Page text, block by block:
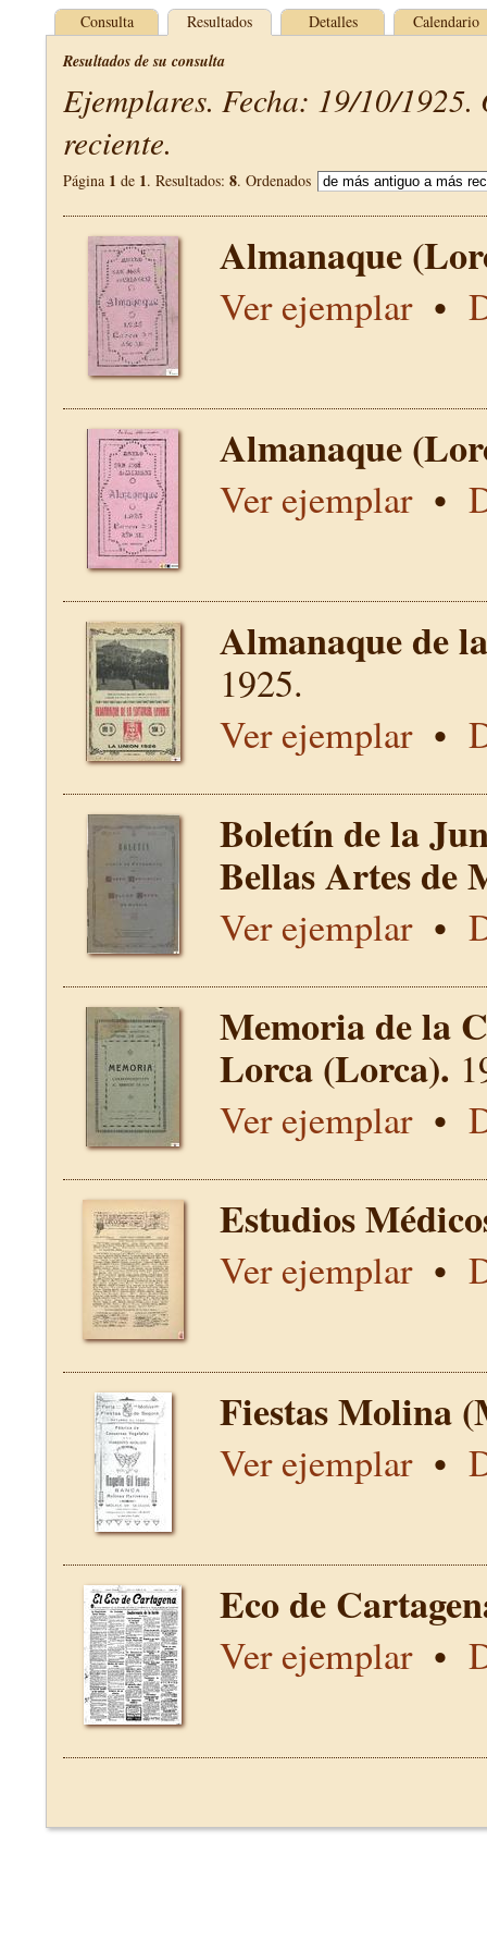
Consulta Resultados Detalles Calendario
Resultados de su consulta
Ejemplares. Fecha: 19/10/1925.
reciente.
Página 1 de 1. Resultados: 8. Ordenados
Almanaque
Ver ejemplar•
Almanaque
Ver ejemplar•
Almanaque de
1925.
Ver ejemplar•
Boletín de la
Bellas Artes
Ver ejemplar•
Memoria de la
Lorca (Lorca).
Ver ejemplar•
Estudios
Ver ejemplar•
Fiestas Molina
Ver ejemplar•
Eco de
Ver ejemplar•